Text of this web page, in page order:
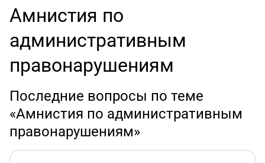
Амнистия по
административным
правонарушениям
Последние вопросы по теме
«Амнистия по административным
правонарушениям»